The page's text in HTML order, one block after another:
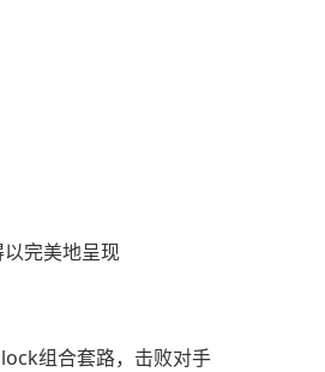
完美地呈现
组合套路，击败对手